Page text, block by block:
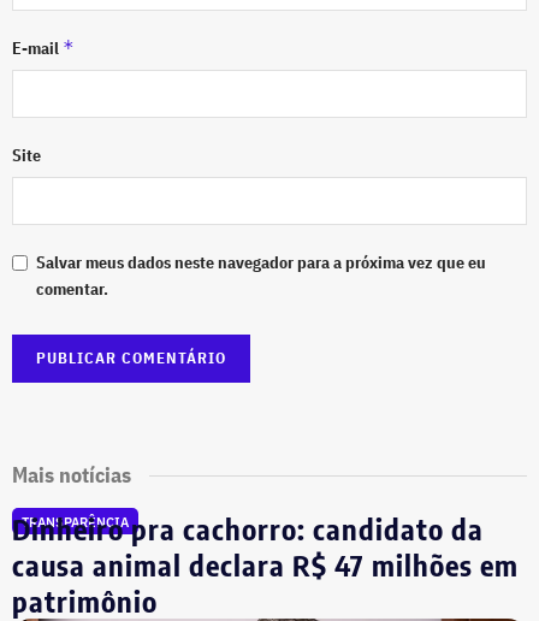
E-mail *
Site
Salvar meus dados neste navegador para a próxima vez que eu
comentar.
Mais notícias
TRANSPARÊNCIA
Dinheiro pra cachorro: candidato da
causa animal declara R$ 47 milhões em
patrimônio